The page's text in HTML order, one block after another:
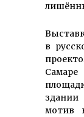
в
Самаре
мотив